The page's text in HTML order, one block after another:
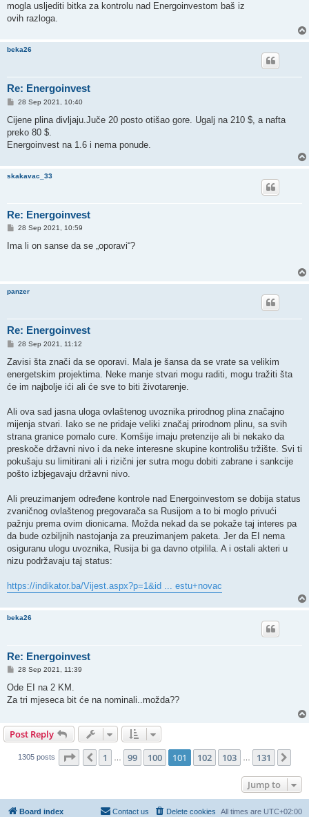
mogla usljediti bitka za kontrolu nad Energoinvestom baš iz
ovih razloga.
beka26
Re: Energoinvest
P
s
t
28 Sep 2021, 10:40
Cijene plina divljaju.Juče 20 posto otišao gore. Ugalj na 210 $, a nafta
preko 80 $.
Energoinvest na 1.6 i nema ponude.
skakavac_33
Re: Energoinvest
P
s
28 Sep 2021, 10:59
Ima li on sanse da se „oporavi“?
panzer
Re: Energoinvest
P
s
28 Sep 2021, 11:12
Zavisi šta znači da se oporavi. Mala je šansa da se vrate sa velikim
energetskim projektima. Neke manje stvari mogu raditi, mogu tražiti šta
će im najbolje ići ali će sve to biti životarenje.
Ali ova sad jasna uloga ovlaštenog uvoznika prirodnog plina značajno
mijenja stvari. Iako se ne pridaje veliki značaj prirodnom plinu, sa svih
strana granice pomalo cure. Komšije imaju pretenzije ali bi nekako da
preskoče državni nivo i da neke interesne skupine kontrolišu tržište. Svi ti
pokušaju su limitirani ali i rizični jer sutra mogu dobiti zabrane i sankcije
pošto izbjegavaju državni nivo.
Ali preuzimanjem određene kontrole nad Energoinvestom se dobija status
zvaničnog ovlaštenog pregovarača sa Rusijom a to bi moglo privući
pažnju prema ovim dionicama. Možda nekad da se pokaže taj interes pa
da bude ozbiljnih nastojanja za preuzimanjem paketa. Jer da EI nema
osiguranu ulogu uvoznika, Rusija bi ga davno otpilila. A i ostali akteri u
nizu podržavaju taj status:
https://indikator.ba/Vijest.aspx?p=1&id ... estu+novac
beka26
Re: Energoinvest
P
s
28 Sep 2021, 11:39
Ode EI na 2 KM.
Za tri mjeseca bit će na nominali..možda??
Post Reply
1305 posts Page 101 of 131
Previous
1 99 100 101 102 103 131
Jump to
Board index All times are UTC+02:00
Delete cookies
Contact us